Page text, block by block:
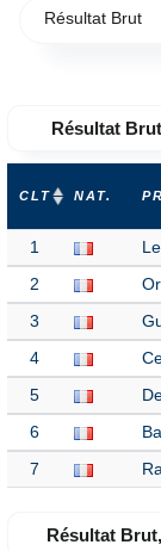
Résultat Brut
Résultat
CLT NAT.
1
2
3
4
5
6
7
Résultat